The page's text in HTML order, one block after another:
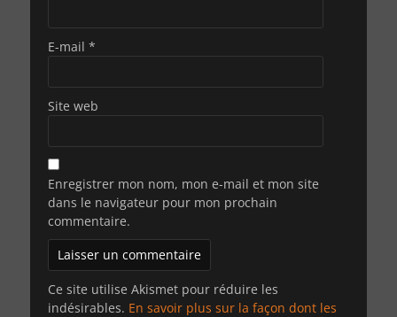
E-mail *
Site web
Enregistrer mon nom, mon e-mail et mon site
dans le navigateur pour mon prochain
commentaire.
Ce site utilise Akismet pour réduire les
indésirables. En savoir plus sur la façon dont les